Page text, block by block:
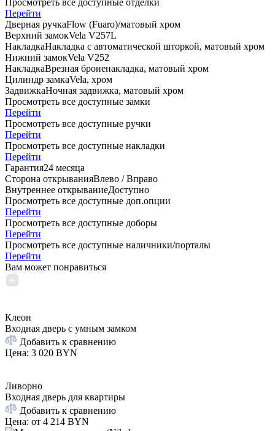
Перейти
Дверная ручкаFlоw (Fuaro)/матовый хром
Верхний замокVela V257L
НакладкаНакладка с автоматической шторкой, матовый хром
Нижний замокVela V252
НакладкаВрезная броненакладка, матовый хром
Цилиндр замкаVela, хром
ЗадвижкаНочная задвижка, матовый хром
Просмотреть все доступные замки
Перейти
Просмотреть все доступные ручки
Перейти
Просмотреть все доступные накладки
Перейти
Гарантия24 месяца
Сторона открыванияВлево / Вправо
Внутреннее открываниеДоступно
Просмотреть все доступные доп.опции
Перейти
Просмотреть все доступные доборы
Перейти
Просмотреть все доступные наличники/порталы
Перейти
Вам может понравиться
Клеон
Входная дверь с умным замком
Добавить к сравнению
Цена: 3 020 BYN
Ливорно
Входная дверь для квартиры
Добавить к сравнению
Цена: от 4 214 BYN